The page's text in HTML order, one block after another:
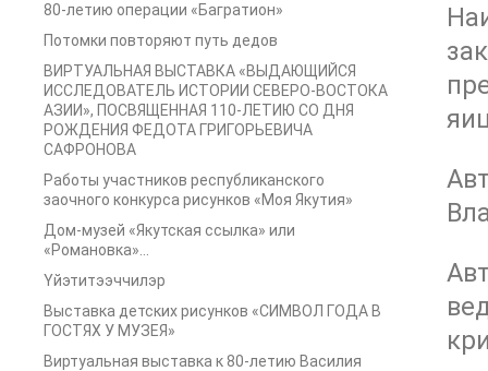
80-летию операции «Багратион»
Потомки повторяют путь дедов
ВИРТУАЛЬНАЯ ВЫСТАВКА «ВЫДАЮЩИЙСЯ
ИССЛЕДОВАТЕЛЬ ИСТОРИИ СЕВЕРО-ВОСТОКА
АЗИИ», ПОСВЯЩЕННАЯ 110-ЛЕТИЮ СО ДНЯ
РОЖДЕНИЯ ФЕДОТА ГРИГОРЬЕВИЧА
САФРОНОВА
Работы участников республиканского
заочного конкурса рисунков «Моя Якутия»
Дом-музей «Якутская ссылка» или
«Романовка»…
Yйэтитээччилэр
Выставка детских рисунков «СИМВОЛ ГОДА В
ГОСТЯХ У МУЗЕЯ»
Виртуальная выставка к 80-летию Василия